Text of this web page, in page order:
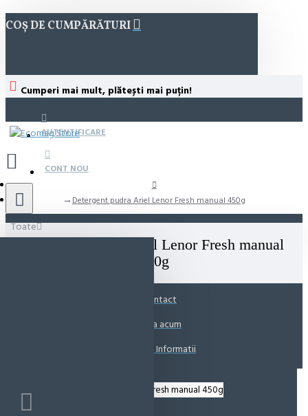
COȘ DE CUMPĂRĂTURI
Cumperi mai mult, plătești mai puțin!
AUTENTIFICARE
CONT NOU
Toate
Detergent pudra Ariel Lenor Fresh manual 450g
Detergent pudra Ariel Lenor Fresh manual
450g
Contact
Suna acum
Solicita Informatii